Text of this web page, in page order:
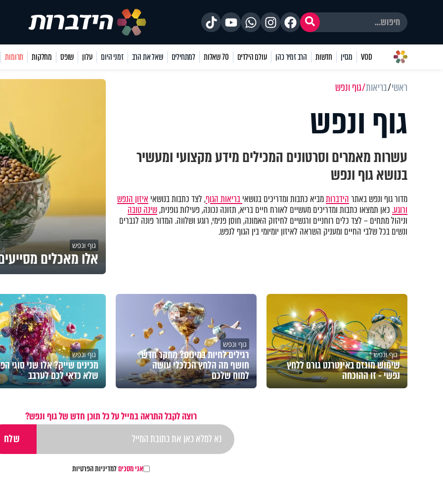
VOD מגזין חדשות הרב זמיר כהן עולם הילדים 70 שאלות למתחילים שאל את הרב זמני היום עלון שופס מחלקות תרומות
ראשי בריאות גוף ונפש
גוף ונפש
עשרות מאמרים וסרטונים המכילים מידע מקצועי ומעשיר
בנושא גוף ונפש
מדור גוף ונפש באתרהידברותמביא כתבות ומדריכים בנושאיבריאות הגוף, לצד כתבות בנושאי איזון הנפש
ורוגע.כאן תמצאו כתבות ומדריכים מעשיים לאורח חיים בריא, תזונה נכונה, פעילות גופנית,שינה טובה
וניהול מתחים – לצד כלים רוחניים ורגשיים לחיזוק האמונה, חוסן פנימי, רוגע ושלווה. המדור פונה לגברים
ונשים בכל שלבי החיים ומעניק השראה לאיזון יומיומי בין הגוף לנפש.
גוף ונפש
אלו מאכלים
גוף ונפש
שימוש מוגזם באינטרנט גורם ללחץ
נפשי - זו ההוכחה
גוף ונפש
רגילים לחיות במינוס? מחקר חדש
חושף מה הלחץ הכלכלי עושה
למוח שלכם
גוף ונפש
מכינים שייק? אלו שני סוגי
שלא כדאי לכם לערבב
רוצה לקבל התראה במייל על כל תוכן חדש של גוף ונפש?
אני מסכיםלמדיניות הפרטיות